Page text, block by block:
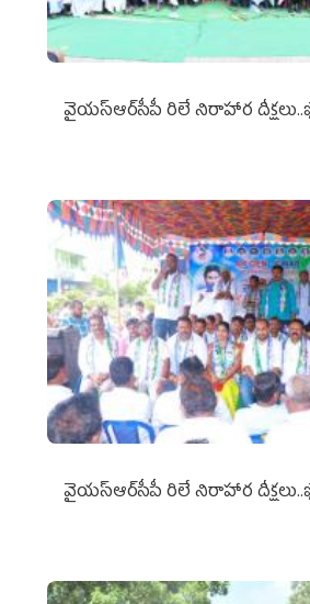
వైయ‌స్ఆర్‌సీపీ రిలే నిరాహార
వైయ‌స్ఆర్‌సీపీ రిలే నిరాహార